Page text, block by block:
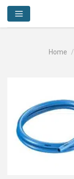
Skip
content
Home /